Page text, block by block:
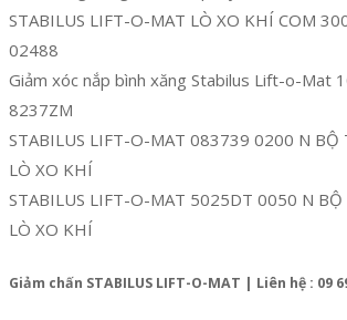
STABILUS LIFT-O-MAT LÒ XO KHÍ COM
02488
Giảm xóc nắp bình xăng Stabilus Lift-o-Mat
8237ZM
STABILUS LIFT-O-MAT 083739 0200 N BỘ
LÒ XO KHÍ
STABILUS LIFT-O-MAT 5025DT 0050 N BỘ
LÒ XO KHÍ
Giảm chấn STABILUS LIFT-O-MAT | Liên hệ : 09